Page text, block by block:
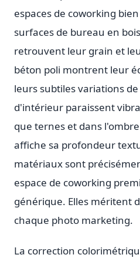
espaces de coworking
surfaces de bureau en
retrouvent leur grain et
béton poli montrent leur
leurs subtiles variations
d'intérieur paraissent
que ternes et dans
affiche sa profondeur
matériaux sont
espace de coworking
générique. Elles méritent
chaque photo marketing.
La correction